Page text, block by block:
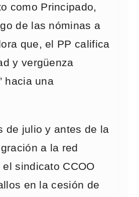
como Principado,
de las nóminas a
que, el PP califica
y vergüenza
hacia una
de julio y antes de la
a la red
sindicato CCOO
en la cesión de